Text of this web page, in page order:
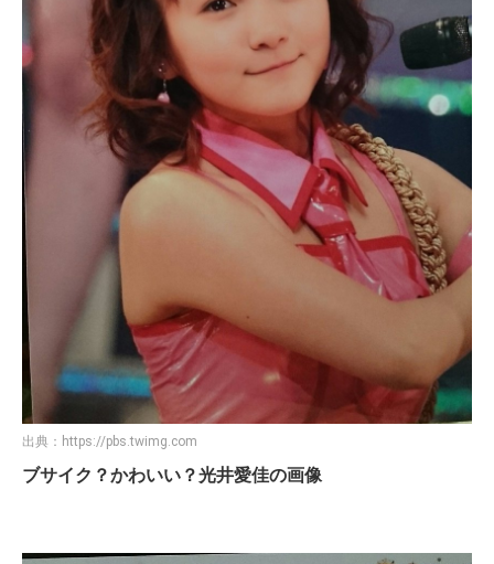
出典： https://pbs.twimg.com
ブサイク？かわいい？光井愛佳の画像